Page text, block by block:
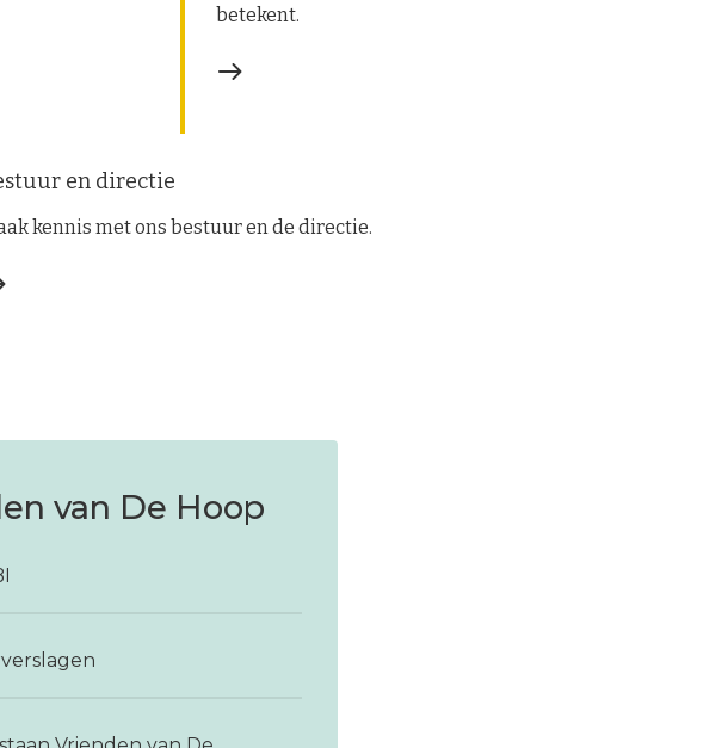
betekent.
en directie
kennis met ons bestuur en de directie.
van De Hoop